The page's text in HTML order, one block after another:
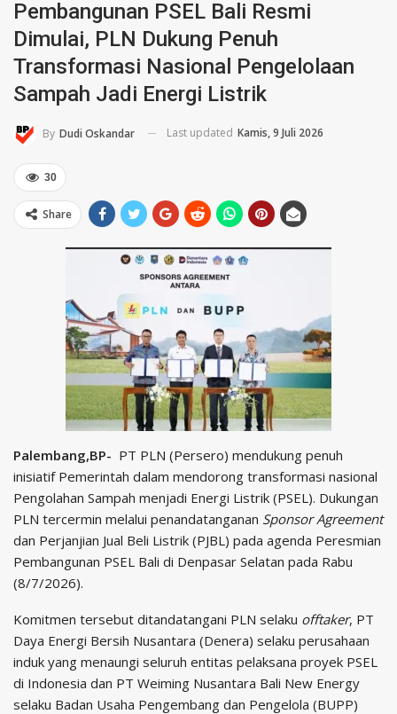
Pembangunan PSEL Bali Resmi
Dimulai, PLN Dukung Penuh
Transformasi Nasional Pengelolaan
Sampah Jadi Energi Listrik
By Dudi Oskandar Last updated Kamis, 9 Juli 2026
30
Share
Palembang,BP- PT PLN (Persero) mendukung penuh
inisiatif Pemerintah dalam mendorong transformasi nasional
Pengolahan Sampah menjadi Energi Listrik (PSEL). Dukungan
PLN tercermin melalui penandatanganan Sponsor Agreement
dan Perjanjian Jual Beli Listrik (PJBL) pada agenda Peresmian
Pembangunan PSEL Bali di Denpasar Selatan pada Rabu
(8/7/2026).
Komitmen tersebut ditandatangani PLN selaku offtaker, PT
Daya Energi Bersih Nusantara (Denera) selaku perusahaan
induk yang menaungi seluruh entitas pelaksana proyek PSEL
di Indonesia dan PT Weiming Nusantara Bali New Energy
selaku Badan Usaha Pengembang dan Pengelola (BUPP)